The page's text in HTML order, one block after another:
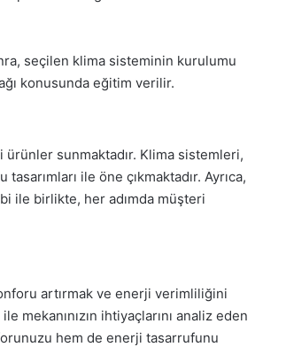
seçilen klima sisteminin kurulumu
konusunda eğitim verilir.
sunmaktadır. Klima sistemleri,
ile öne çıkmaktadır. Ayrıca,
ile birlikte, her adımda müşteri
artırmak ve enerji verimliliğini
ihtiyaçlarını analiz eden
hem de enerji tasarrufunu